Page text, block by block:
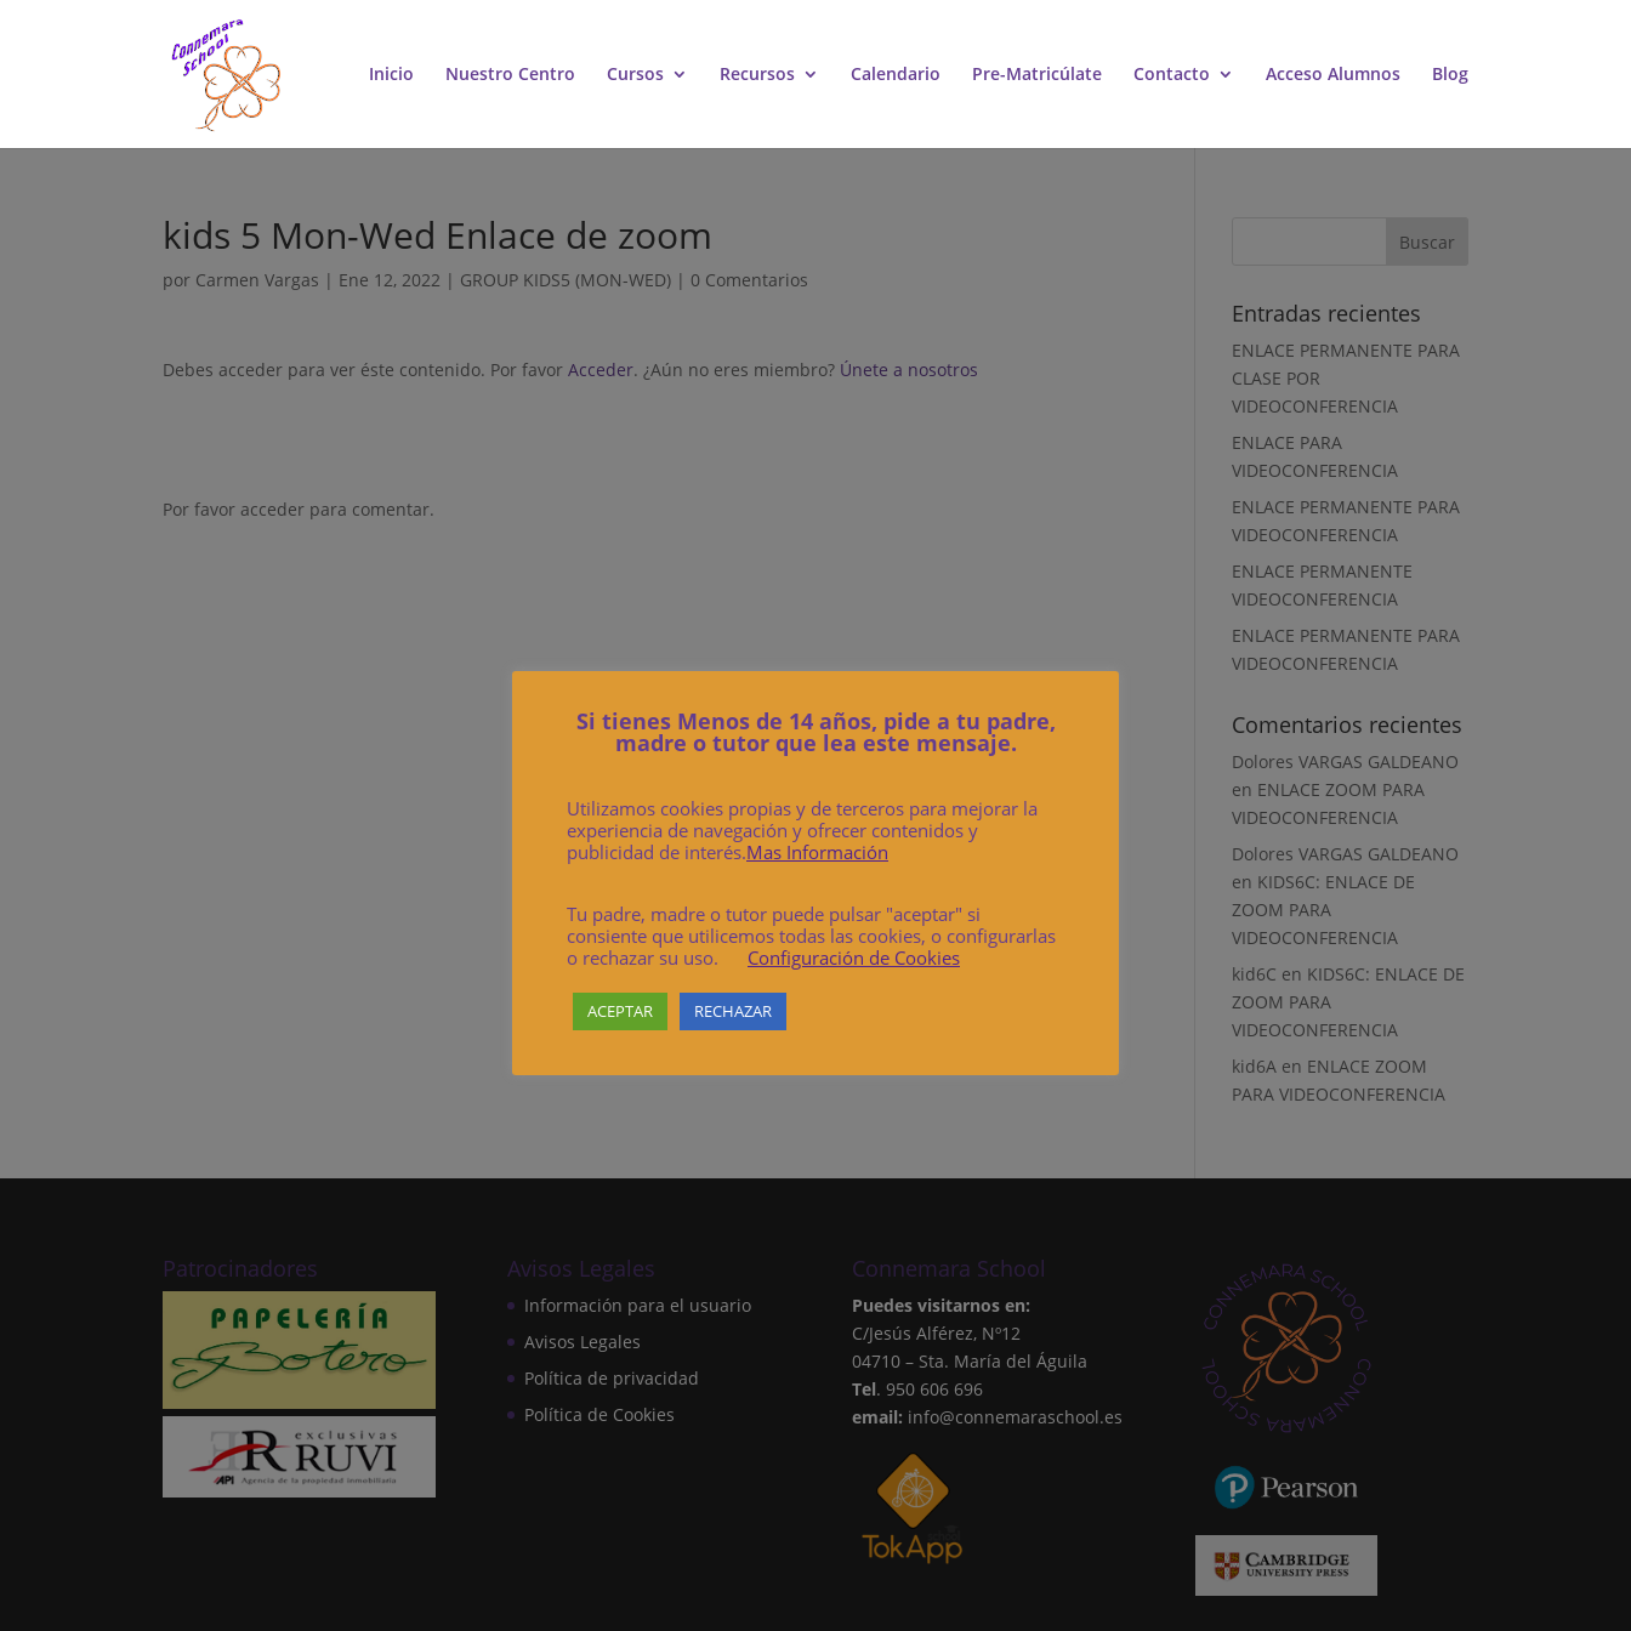
Inicio Nuestro Centro Cursos Recursos Calendario Pre-Matricúlate Contacto Acceso Alumnos Blog
kids 5 Mon-Wed Enlace de zoom
por Carmen Vargas | Ene 12, 2022 | GROUP KIDS5 (MON-WED) | 0 Comentarios
Debes acceder para ver éste contenido. Por favorAcceder. ¿Aún no eres miembro? Únete a nosotros
Por favor acceder para comentar.
Entradas recientes
ENLACE PERMANENTE PARA
CLASE POR
VIDEOCONFERENCIA
ENLACE PARA
VIDEOCONFERENCIA
ENLACE PERMANENTE PARA
VIDEOCONFERENCIA
ENLACE PERMANENTE
VIDEOCONFERENCIA
ENLACE PERMANENTE PARA
VIDEOCONFERENCIA
Comentarios recientes
Dolores VARGAS GALDEANO
en ENLACE ZOOM PARA
VIDEOCONFERENCIA
Dolores VARGAS GALDEANO
en KIDS6C: ENLACE DE
ZOOM PARA
VIDEOCONFERENCIA
kid6C en KIDS6C: ENLACE DE
ZOOM PARA
VIDEOCONFERENCIA
kid6A en ENLACE ZOOM
PARA VIDEOCONFERENCIA
Patrocinadores Avisos Legales
Información para el usuario
Avisos Legales
Política de privacidad
Política de Cookies
Connemara School
Puedes visitarnos en:
C/Jesús Alférez, Nº12
04710 – Sta. María del Águila
Tel. 950 606 696
email: info@connemaraschool.es
Si tienes Menos de 14 años, pide a tu padre,
madre o tutor que lea este mensaje.
Utilizamos cookies propias y de terceros para mejorar la
experiencia de navegación y ofrecer contenidos y
publicidad de interés.Mas Información
Tu padre, madre o tutor puede pulsar "aceptar" si
consiente que utilicemos todas las cookies, o configurarlas
o rechazar su uso.
Configuración de Cookies
ACEPTAR RECHAZAR